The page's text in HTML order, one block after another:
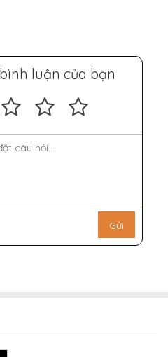
luận của bạn
Gửi